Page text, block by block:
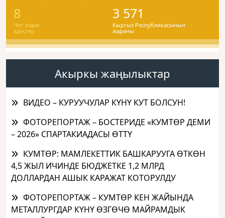
8
Чет элдик
адистер
3 571
Кыргыз Республикасынын
жараны
Акыркы жаңылыктар
ВИДЕО – КУРУУЧУЛАР КҮНҮ КУТ БОЛСУН!
ФОТОРЕПОРТАЖ – БОСТЕРИДЕ «КУМТӨР ДЕМИ
– 2026» СПАРТАКИАДАСЫ ӨТТҮ
КУМТӨР: МАМЛЕКЕТТИК БАШКАРУУГА ӨТКӨН
4,5 ЖЫЛ ИЧИНДЕ БЮДЖЕТКЕ 1,2 МЛРД
ДОЛЛАРДАН АШЫК КАРАЖАТ КОТОРУЛДУ
ФОТОРЕПОРТАЖ – КУМТӨР КЕН ЖАЙЫНДА
МЕТАЛЛУРГДАР КҮНҮ ӨЗГӨЧӨ МАЙРАМДЫК